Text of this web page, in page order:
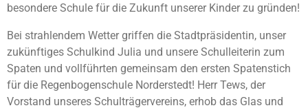
besondere Schule für die Zukunft unserer Kinder zu gründen!
Bei strahlendem Wetter griffen die Stadtpräsidentin, unser
zukünftiges Schulkind Julia und unsere Schulleiterin zum
Spaten und vollführten gemeinsam den ersten Spatenstich
für die Regenbogenschule Norderstedt! Herr Tews, der
Vorstand unseres Schulträgervereins, erhob das Glas und